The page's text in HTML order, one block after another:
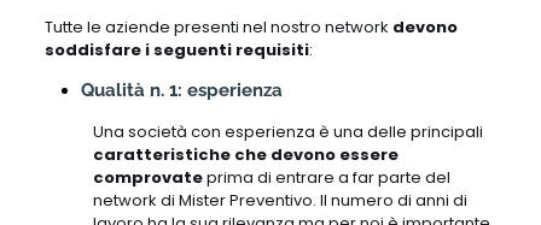
Tutte le aziende presenti nel nostro network devono
soddisfare i seguenti requisiti:
Qualità n. 1: esperienza
Una società con esperienza è una delle principali
caratteristiche che devono essere
comprovateprima di entrare a far parte del
network di Mister Preventivo. Il numero di anni di